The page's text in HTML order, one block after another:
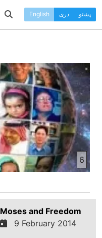
English دری پښتو
6
Moses and Freedom
9 February 2014